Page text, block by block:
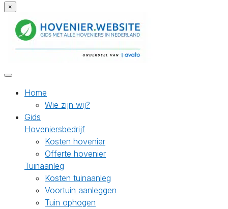
×
Home
Wie zijn wij?
Gids
Hoveniersbedrijf
Kosten hovenier
Offerte hovenier
Tuinaanleg
Kosten tuinaanleg
Voortuin aanleggen
Tuin ophogen